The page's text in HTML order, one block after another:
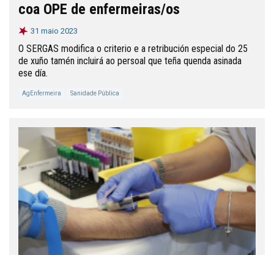
coa OPE de enfermeiras/os
31 maio 2023
O SERGAS modifica o criterio e a retribución especial do 25
de xuño tamén incluirá ao persoal que teña quenda asinada
ese día.
AgEnfermeira Sanidade Pública